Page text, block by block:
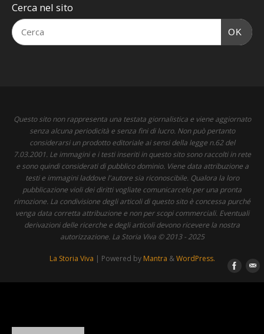
Cerca nel sito
OK
Questo sito non rappresenta una testata giornalistica e viene aggiornato
senza alcuna periodicità e senza fini di lucro. Non può pertanto
considerarsi un prodotto editoriale ai sensi della legge n.62 del
7.03.2001. Le immagini e i testi inseriti in questo sito sono raccolti in rete
e sono quindi considerati di pubblico dominio. Viene data attribuzione a
testi e immagini laddove l'autore sia riconoscibile. Qualora la loro
pubblicazione violi dei diritti vogliate comunicarcelo per una pronta
rimozione. La condivisione degli articoli di questo sito è concessa purché
venga data corretta attribuzione e non per scopi commerciali. Eventuali
derivazioni delle ricerche e degli articoli devono ricevere la nostra
autorizzazione. La Storia Viva © 2013 - 2025
La Storia Viva | Powered by Mantra &WordPress.